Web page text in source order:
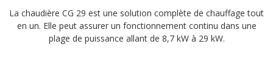
La chaudière CG 29 est une solution complète de chauffage tout
en un. Elle peut assurer un fonctionnement continu dans une
plage de puissance allant de 8,7 kW à 29 kW.